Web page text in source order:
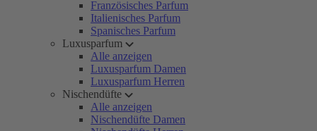
Französisches Parfum
Italienisches Parfum
Spanisches Parfum
Luxusparfum
Alle anzeigen
Luxusparfum Damen
Luxusparfum Herren
Nischendüfte
Alle anzeigen
Nischendüfte Damen